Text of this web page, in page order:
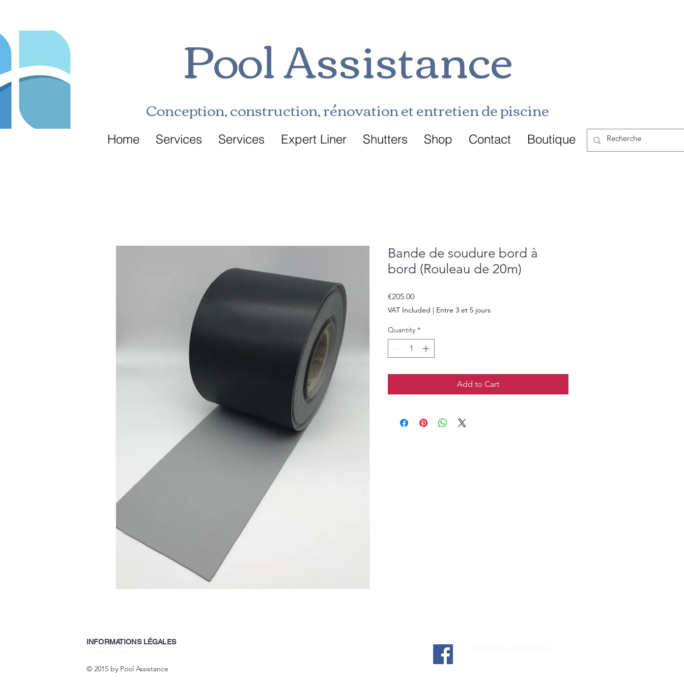
Pool Assistance
Conception, construction, rénovation et entretien de piscine
Home Services Services Expert Liner Shutters Shop Contact Boutique
Bande de soudure bord à
bord (Rouleau de 20m)
€205.00Price
VAT Included | Entre 3 et 5 jours
Quantity *
Add to Cart
INFORMATIONS LÉGALES
© 2015 by Pool Assistance